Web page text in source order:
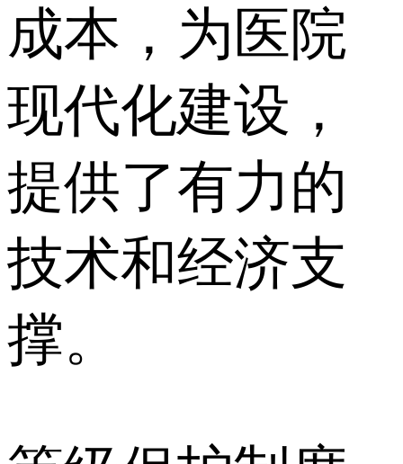
成本，为医院
现代化建设，
提供了有力的
技术和经济支
撑。